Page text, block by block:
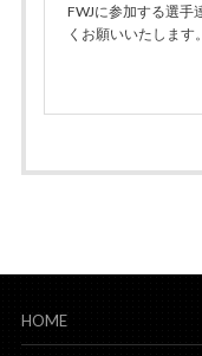
FWJに参加する選手
くお願いいたします。
HOME